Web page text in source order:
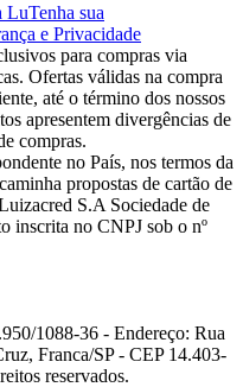
LuTenha sua
e Privacidade
para compras via
Ofertas válidas na compra
até o término dos nossos
apresentem divergências de
compras.
no País, nos termos da
propostas de cartão de
S.A Sociedade de
inscrita no CNPJ sob o nº
1088-36 - Endereço: Rua
Franca/SP - CEP 14.403-
reservados.